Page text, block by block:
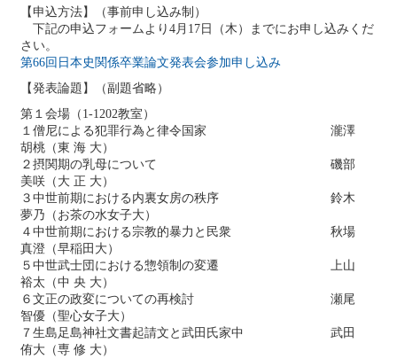
【申込方法】（事前申し込み制）
下記の申込フォームより4月17日（木）までにお申し込みくだ
さい。
第66回日本史関係卒業論文発表会参加申し込み
【発表論題】（副題省略）
第１会場（1-1202教室）
１僧尼による犯罪行為と律令国家 瀧澤
胡桃（東 海 大）
２摂関期の乳母について 磯部
美咲（大 正 大）
３中世前期における内裏女房の秩序 鈴木
夢乃（お茶の水女子大）
４中世前期における宗教的暴力と民衆 秋場
真澄（早稲田大）
５中世武士団における惣領制の変遷 上山
裕太（中 央 大）
６文正の政変についての再検討 瀬尾
智優（聖心女子大）
７生島足島神社文書起請文と武田氏家中 武田
侑大（専 修 大）